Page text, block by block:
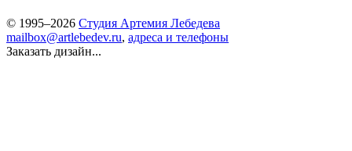
© 1995–2026 Студия Артемия Лебедева
mailbox@artlebedev.ru, адреса и телефоны
Заказать дизайн...